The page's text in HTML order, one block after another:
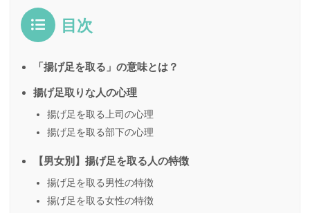
目次
「揚げ足を取る」の意味とは？
揚げ足取りな人の心理
揚げ足を取る上司の心理
揚げ足を取る部下の心理
【男女別】揚げ足を取る人の特徴
揚げ足を取る男性の特徴
揚げ足を取る女性の特徴